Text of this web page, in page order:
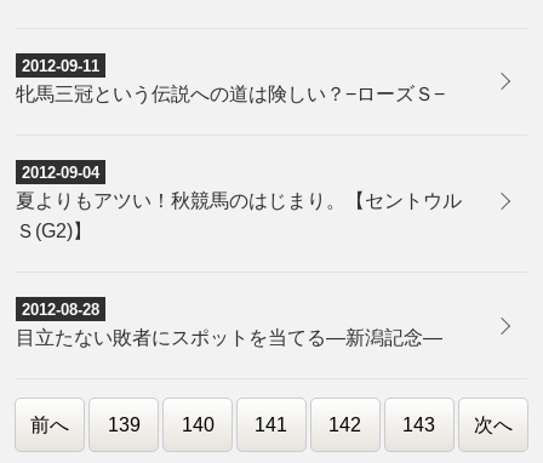
2012-09-11
牝馬三冠という伝説への道は険しい？−ローズＳ−
2012-09-04
夏よりもアツい！秋競馬のはじまり。【セントウル
Ｓ(G2)】
2012-08-28
目立たない敗者にスポットを当てる―新潟記念―
前へ 139 140 141 142 143 次へ